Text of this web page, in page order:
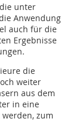
unter
Anwendung
auch für die
Ergebnisse
die
weiter
aus dem
in eine
zum